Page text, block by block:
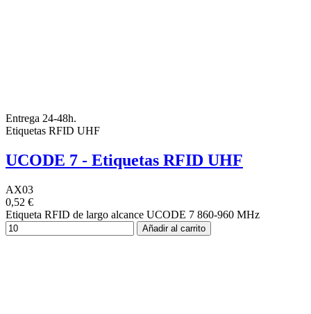
Entrega 24-48h.
Etiquetas RFID UHF
UCODE 7 - Etiquetas RFID UHF
AX03
0,52 €
Etiqueta RFID de largo alcance UCODE 7 860-960 MHz
Añadir al carrito